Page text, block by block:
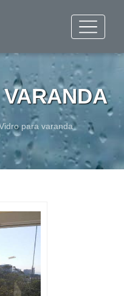
para varanda